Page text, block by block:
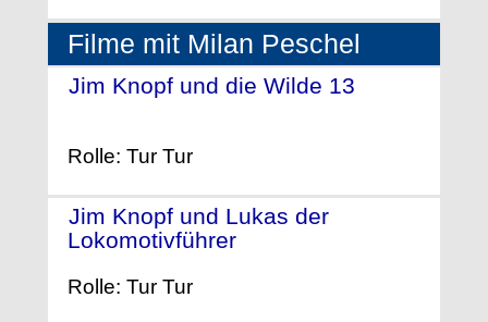
Filme mit Milan Peschel
Jim Knopf und die Wilde 13
Rolle: Tur Tur
Jim Knopf und Lukas der
Lokomotivführer
Rolle: Tur Tur